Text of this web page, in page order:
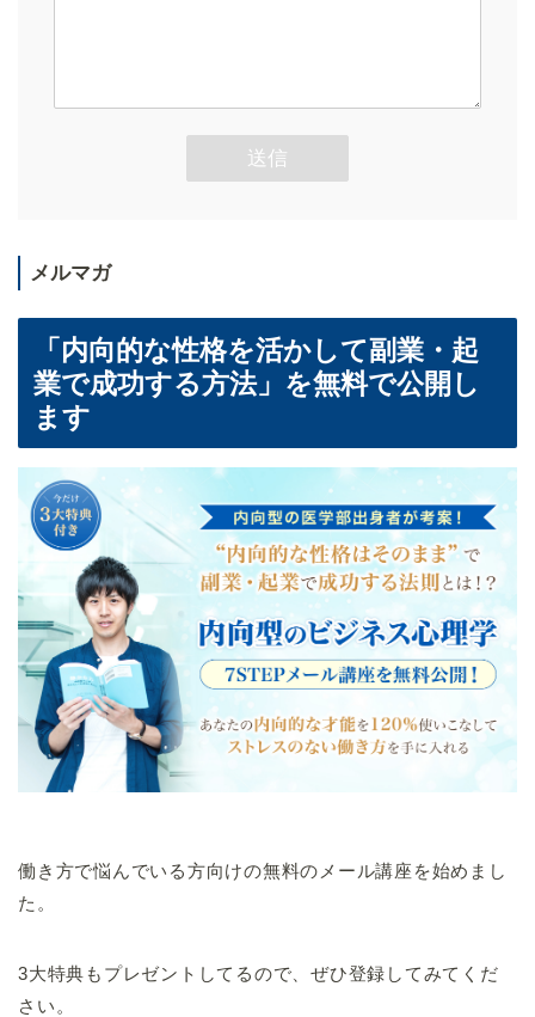
メルマガ
「内向的な性格を活かして副業・起
業で成功する方法」を無料で公開し
ます
働き方で悩んでいる方向けの無料のメール講座を始めまし
た。
3大特典もプレゼントしてるので、ぜひ登録してみてくだ
さい。